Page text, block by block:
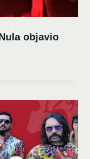
objavio